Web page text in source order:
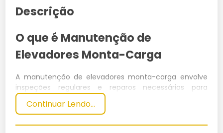
Descrição
O que é Manutenção de
Elevadores Monta-Carga
A manutenção de elevadores monta-carga envolve
inspeções regulares e reparos necessários para
garantir a segurança e eficiência. Este serviço técnico
aborda componentes mecânicos e elétricos,
Continuar Lendo...